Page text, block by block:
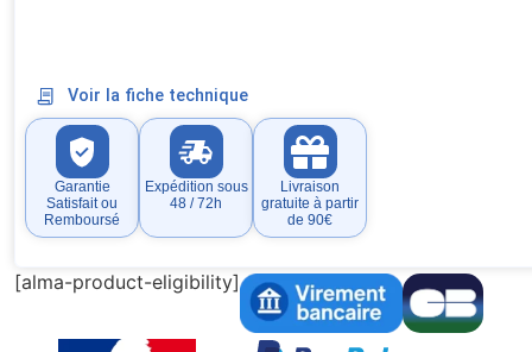
Voir la fiche technique
Garantie
Satisfait ou
Remboursé
Expédition sous
48 / 72h
Livraison
gratuite à partir
de 90€
[alma-product-eligibility]